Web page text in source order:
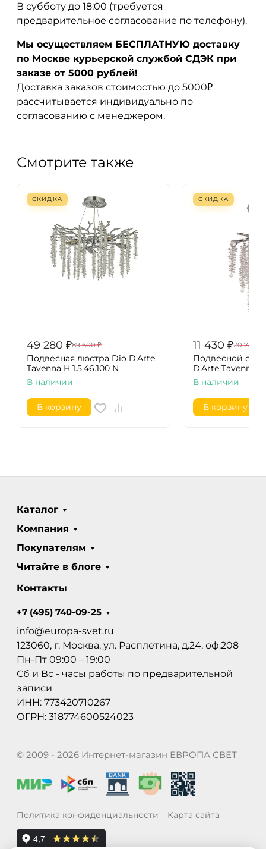
В субботу до 18:00 (требуется
предварительное согласование по телефону).
Мы осуществляем БЕСПЛАТНУЮ доставку
по Москве курьерской службой СДЭК при
заказе от 5000 рублей!
Доставка заказов стоимостью до 5000₽
рассчитывается индивидуально по
согласованию с менеджером.
Смотрите также
СКИДКА
49 280 ₽89 600 ₽
Подвесная люстра Dio D'Arte
Tavenna H 1.5.46.100 N
В наличии
В корзину
СКИДКА
11 430 ₽20 780
Подвесной
D'Arte Tavenna H
В наличии
В корзину
Каталог
Компания
Покупателям
Читайте в блоге
Контакты
+7 (495) 740-09-25
info@europa-svet.ru
123060, г. Москва, ул. Расплетина, д.24, оф.208
Пн-Пт 09:00 – 19:00
Сб и Вс - часы работы по предварительной
записи
ИНН: 773420710267
ОГРН: 318774600524023
© 2009 - 2026 Интернет-магазин ЕВРОПА СВЕТ
Политика конфиденциальности Карта сайта